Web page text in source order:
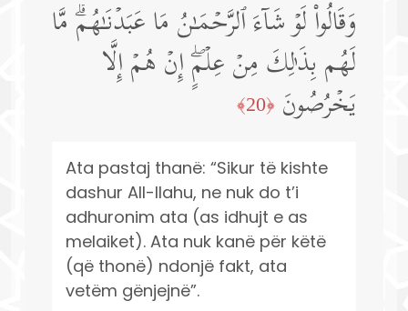
وَقَالُوا۟ لَوۡ شَاۤءَ ٱلرَّحۡمَـٰنُ مَا عَبَدۡنَـٰهُمۗ مَّا
لَهُم بِذَ ٰ⁠لِكَ مِنۡ عِلۡمٍۖ إِنۡ هُمۡ إِلَّا
یَخۡرُصُونَ ﴿20﴾
Ata pastaj thanë: “Sikur të kishte
dashur All-llahu, ne nuk do t’i
adhuronim ata (as idhujt e as
melaiket). Ata nuk kanë për këtë
(që thonë) ndonjë fakt, ata
vetëm gënjejnë”.